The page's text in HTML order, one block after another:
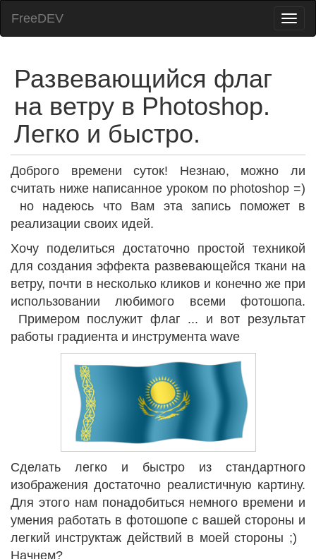
FreeDEV
Развевающийся флаг
на ветру в Photoshop.
Легко и быстро.
Доброго времени суток! Незнаю, можно ли
считать ниже написанное уроком по photoshop =)
но надеюсь что Вам эта запись поможет в
реализации своих идей.
Хочу поделиться достаточно простой техникой
для создания эффекта развевающейся ткани на
ветру, почти в несколько кликов и конечно же при
использовании любимого всеми фотошопа.
Примером послужит флаг ... и вот результат
работы градиента и инструмента wave
Сделать легко и быстро из стандартного
изображения достаточно реалистичную картину.
Для этого нам понадобиться немного времени и
умения работать в фотошопе с вашей стороны и
легкий инструктаж действий в моей стороны ;)
Начнем?